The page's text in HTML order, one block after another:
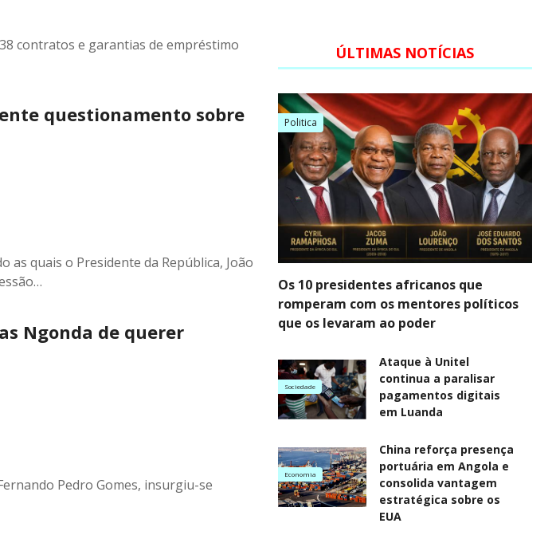
contratos e garantias de empréstimo
questionamento sobre
quais o Presidente da República, João
Ngonda de querer
Pedro Gomes, insurgiu-se
ÚLTIMAS NOTÍCIAS
Politica
Os 10 presidentes africanos que
romperam com os mentores políticos
que os levaram ao poder
Sociedade
Ataque à Unitel
continua a paralisar
pagamentos digitais
em Luanda
Economia
China reforça presença
portuária em Angola e
consolida vantagem
estratégica sobre os
EUA